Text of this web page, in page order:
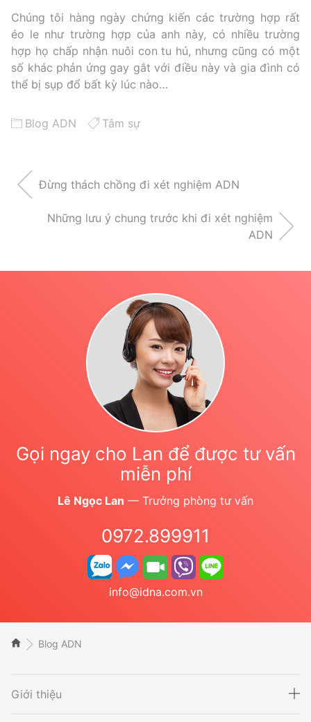
Chúng tôi hàng ngày chứng kiến các trường hợp rất
éo le như trường hợp của anh này, có nhiều trường
hợp họ chấp nhận nuôi con tu hú, nhưng cũng có một
số khác phản ứng gay gắt với điều này và gia đình có
thể bị sụp đổ bất kỳ lúc nào…
Blog ADN Tâm sự
Đừng thách chồng đi xét nghiệm ADN
Những lưu ý chung trước khi đi xét nghiệm
ADN
Gọi ngay cho Lan để được tư vấn
miễn phí
Lê Ngọc Lan — Trưởng phòng tư vấn
0972.899911
info@idna.com.vn
Blog ADN
Giới thiệu